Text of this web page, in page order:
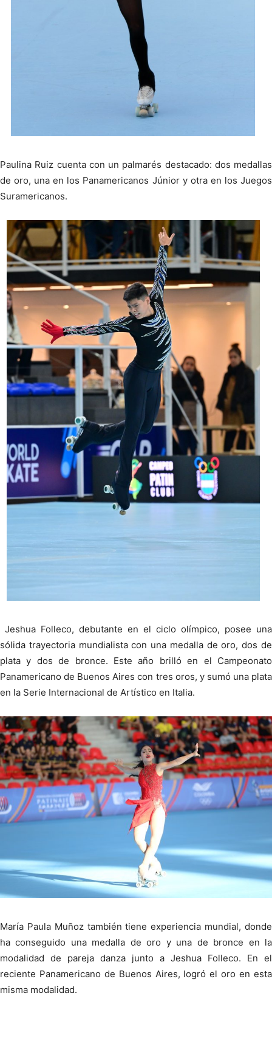
Paulina Ruiz cuenta con un palmarés destacado: dos medallas
de oro, una en los Panamericanos Júnior y otra en los Juegos
Suramericanos.
Jeshua Folleco, debutante en el ciclo olímpico, posee una
sólida trayectoria mundialista con una medalla de oro, dos de
plata y dos de bronce. Este año brilló en el Campeonato
Panamericano de Buenos Aires con tres oros, y sumó una plata
en la Serie Internacional de Artístico en Italia.
María Paula Muñoz también tiene experiencia mundial, donde
ha conseguido una medalla de oro y una de bronce en la
modalidad de pareja danza junto a Jeshua Folleco. En el
reciente Panamericano de Buenos Aires, logró el oro en esta
misma modalidad.